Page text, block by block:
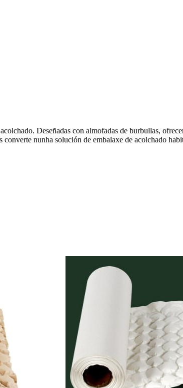
Deseñadas con almofadas de burbullas,
nunha solución de embalaxe de acolchado